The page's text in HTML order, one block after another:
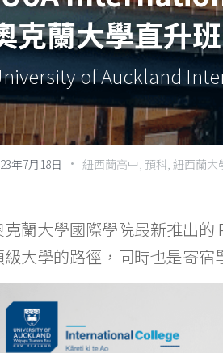
克蘭大學直升班
of Auckland
年7月18日 · 紐西蘭高中, 預科, 紐西蘭大
克蘭大學國際學院最新推出
級大學的路徑，同時也是寄宿